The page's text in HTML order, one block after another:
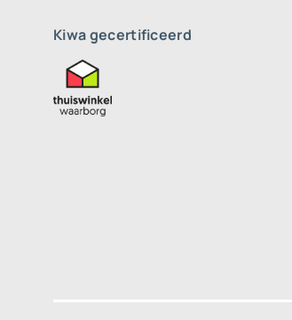
Kiwa gecertificeerd